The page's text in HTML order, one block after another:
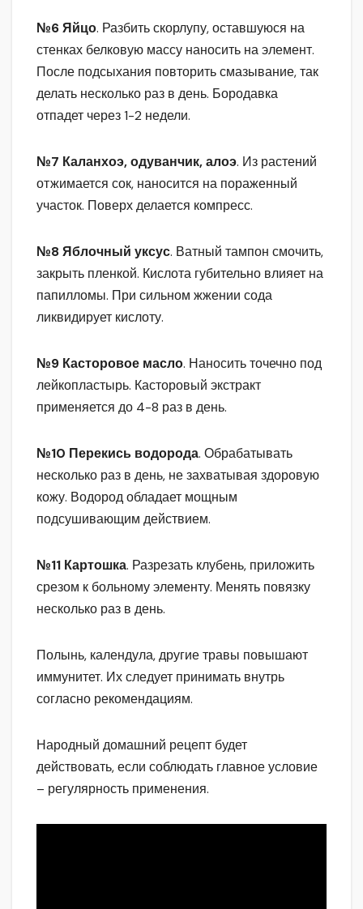
№6 Яйцо. Разбить скорлупу, оставшуюся на
стенках белковую массу наносить на элемент.
После подсыхания повторить смазывание, так
делать несколько раз в день. Бородавка
отпадет через 1-2 недели.
№7 Каланхоэ, одуванчик, алоэ. Из растений
отжимается сок, наносится на пораженный
участок. Поверх делается компресс.
№8 Яблочный уксус. Ватный тампон смочить,
закрыть пленкой. Кислота губительно влияет на
папилломы. При сильном жжении сода
ликвидирует кислоту.
№9 Касторовое масло. Наносить точечно под
лейкопластырь. Касторовый экстракт
применяется до 4-8 раз в день.
№10 Перекись водорода. Обрабатывать
несколько раз в день, не захватывая здоровую
кожу. Водород обладает мощным
подсушивающим действием.
№11 Картошка. Разрезать клубень, приложить
срезом к больному элементу. Менять повязку
несколько раз в день.
Полынь, календула, другие травы повышают
иммунитет. Их следует принимать внутрь
согласно рекомендациям.
Народный домашний рецепт будет
действовать, если соблюдать главное условие
– регулярность применения.